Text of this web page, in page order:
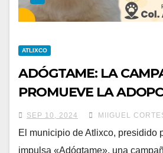
ATLIXCO
ADÓGTAME: LA
PROMUEVE LA
PERRITOS EN ATLIXCO
SEP 10, 2024 MIIGUEL
El municipio de Atlixco, presidido
impulsa «Adógtame», una